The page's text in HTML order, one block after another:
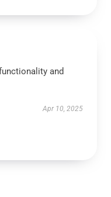
and
Apr 10, 2025